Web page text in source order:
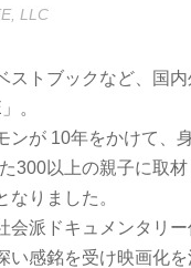
LLC
ストブックなど、国
。
ンが 10年をかけて、
300以上の親子に取
りました。
会派ドキュメンタリ
い感銘を受け映画化